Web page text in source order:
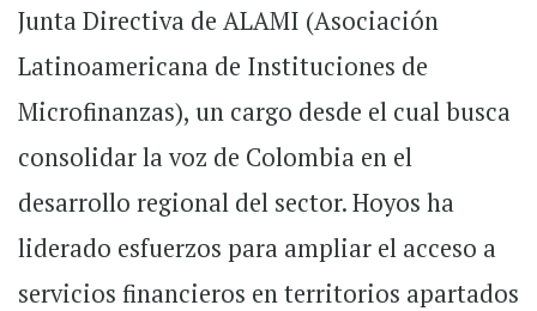
Junta Directiva de ALAMI (Asociación
Latinoamericana de Instituciones de
Microfinanzas), un cargo desde el cual busca
consolidar la voz de Colombia en el
desarrollo regional del sector. Hoyos ha
liderado esfuerzos para ampliar el acceso a
servicios financieros en territorios apartados